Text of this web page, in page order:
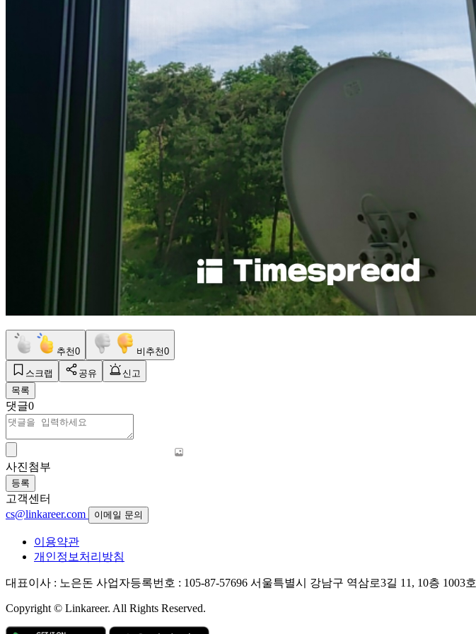
추천0 비추천0
스크랩 공유
신고
목록
댓글0
사진첨부
등록
고객센터
cs@linkareer.com
이메일 문의
이용약관
개인정보처리방침
대표이사 : 노은돈 사업자등록번호 : 105-87-57696 서울특별시 강남구 역삼로3길 11, 10층 1003호
Copyright © Linkareer. All Rights Reserved.